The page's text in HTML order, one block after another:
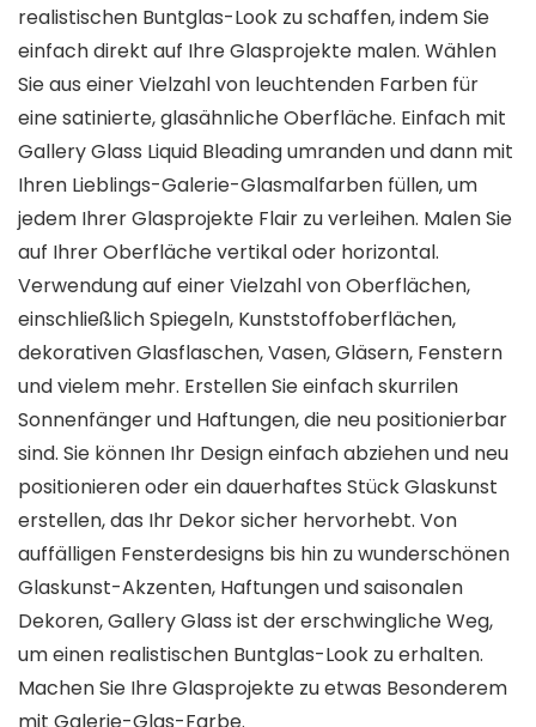
realistischen Buntglas-Look zu schaffen, indem Sie
einfach direkt auf Ihre Glasprojekte malen. Wählen
Sie aus einer Vielzahl von leuchtenden Farben für
eine satinierte, glasähnliche Oberfläche. Einfach mit
Gallery Glass Liquid Bleading umranden und dann mit
Ihren Lieblings-Galerie-Glasmalfarben füllen, um
jedem Ihrer Glasprojekte Flair zu verleihen. Malen Sie
auf Ihrer Oberfläche vertikal oder horizontal.
Verwendung auf einer Vielzahl von Oberflächen,
einschließlich Spiegeln, Kunststoffoberflächen,
dekorativen Glasflaschen, Vasen, Gläsern, Fenstern
und vielem mehr. Erstellen Sie einfach skurrilen
Sonnenfänger und Haftungen, die neu positionierbar
sind. Sie können Ihr Design einfach abziehen und neu
positionieren oder ein dauerhaftes Stück Glaskunst
erstellen, das Ihr Dekor sicher hervorhebt. Von
auffälligen Fensterdesigns bis hin zu wunderschönen
Glaskunst-Akzenten, Haftungen und saisonalen
Dekoren, Gallery Glass ist der erschwingliche Weg,
um einen realistischen Buntglas-Look zu erhalten.
Machen Sie Ihre Glasprojekte zu etwas Besonderem